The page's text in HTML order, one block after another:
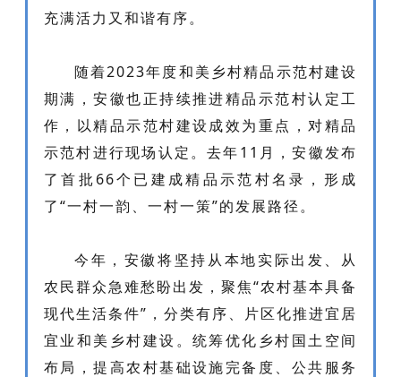
充满活力又和谐有序。
随着2023年度和美乡村精品示范村建设
期满，安徽也正持续推进精品示范村认定工
作，以精品示范村建设成效为重点，对精品
示范村进行现场认定。去年11月，安徽发布
了首批66个已建成精品示范村名录，形成
了“一村一韵、一村一策”的发展路径。
今年，安徽将坚持从本地实际出发、从
农民群众急难愁盼出发，聚焦“农村基本具备
现代生活条件”，分类有序、片区化推进宜居
宜业和美乡村建设。统筹优化乡村国土空间
布局，提高农村基础设施完备度、公共服务